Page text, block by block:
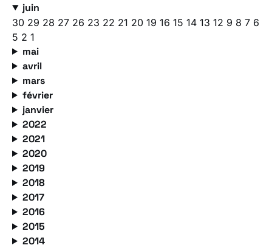
juin
30 29 28 27 26 23 22 21 20 19 16 15 14 13 12 9 8 7 6
5 2 1
mai
avril
mars
février
janvier
2022
2021
2020
2019
2018
2017
2016
2015
2014